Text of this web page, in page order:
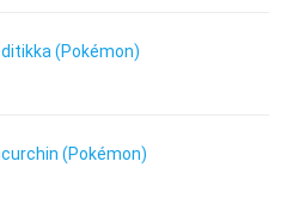
(Pokémon)
(Pokémon)